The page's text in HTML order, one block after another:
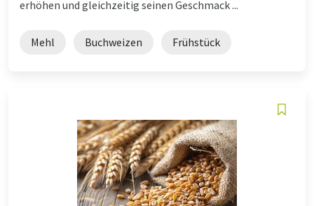
erhöhen und gleichzeitig seinen Geschmack ...
Mehl Buchweizen Frühstück